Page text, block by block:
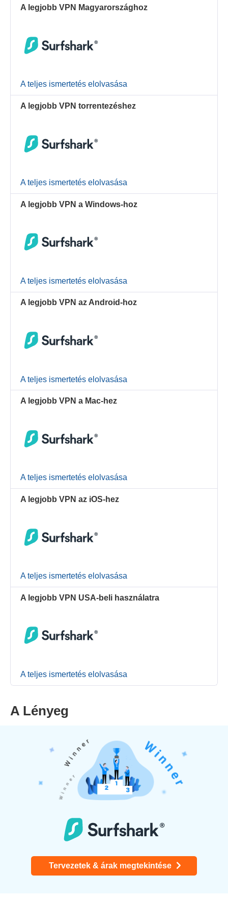
A legjobb VPN Magyarországhoz
A teljes ismertetés elolvasása
A legjobb VPN torrentezéshez
A teljes ismertetés elolvasása
A legjobb VPN a Windows-hoz
A teljes ismertetés elolvasása
A legjobb VPN az Android-hoz
A teljes ismertetés elolvasása
A legjobb VPN a Mac-hez
A teljes ismertetés elolvasása
A legjobb VPN az iOS-hez
A teljes ismertetés elolvasása
A legjobb VPN USA-beli használatra
A teljes ismertetés elolvasása
A Lényeg
Tervezetek & árak megtekintése